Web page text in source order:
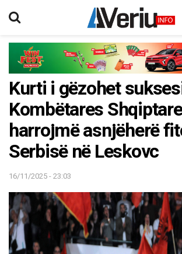
Kurti i gëzohet
Kombëtares
harrojmë asnjëherë
Serbisë në Leskovc
16/11/2025 - 23:03